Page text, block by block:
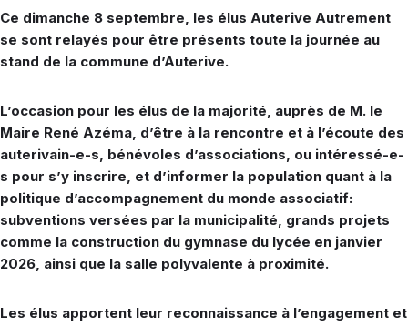
Ce dimanche 8 septembre, les élus Auterive Autrement
se sont relayés pour être présents toute la journée au
stand de la commune d’Auterive.
L’occasion pour les élus de la majorité, auprès de M. le
Maire René Azéma, d’être à la rencontre et à l’écoute des
auterivain-e-s, bénévoles d’associations, ou intéressé-e-
s pour s’y inscrire, et d’informer la population quant à la
politique d’accompagnement du monde associatif:
subventions versées par la municipalité, grands projets
comme la construction du gymnase du lycée en janvier
2026, ainsi que la salle polyvalente à proximité.
Les élus apportent leur reconnaissance à l’engagement et